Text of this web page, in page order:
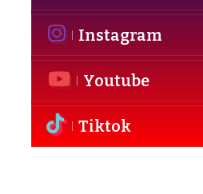
Instagram
Youtube
Tiktok